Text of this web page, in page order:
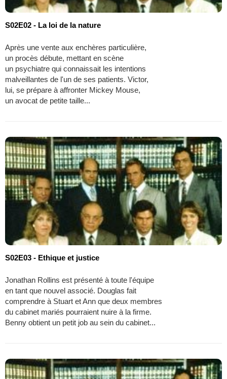
S02E02 - La loi de la nature
Après une vente aux enchères particulière,
un procès débute, mettant en scène
un psychiatre qui connaissait les intentions
malveillantes de l'un de ses patients. Victor,
lui, se prépare à affronter Mickey Mouse,
un avocat de petite taille...
S02E03 - Ethique et justice
Jonathan Rollins est présenté à toute l'équipe
en tant que nouvel associé. Douglas fait
comprendre à Stuart et Ann que deux membres
du cabinet mariés pourraient nuire à la firme.
Benny obtient un petit job au sein du cabinet...